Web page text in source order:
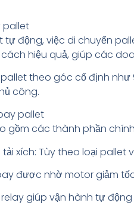
pallet
tự động, việc di chuyển
hiệu quả, giúp các
theo góc cố định như
công.
pallet
gồm các thành phần
xích: Tùy theo loại pallet
được nhờ motor giảm
relay giúp vận hành tự